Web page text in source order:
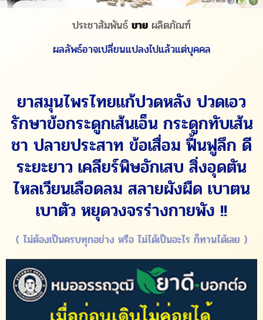
ประชาสัมพันธ์ ขาย ผลิตภัณฑ์
ผลลัพธ์อาจเปลี่ยนแปลงไปแล้วแต่บุคคล
ยาสมุนไพรไทยแก้ปวดหลัง ปวดเอว
รักษาข้อกระดูกเส้นเอ็น กระดูกทับเส้น
ชา ปลายประสาท ข้อเสื่อม ฟื้นฟูลึก ดี
ระยะยาว เคลียร์พิษอักเสบ สิ่งอุดตัน
ไหลเวียนเลือดลม สลายผังผืด เบาตน
เบาตัว หยุดวงจรร่างกายพัง !!
( ไม่ต้องเป็นครบทุกอย่าง หรือ ไม่ได้เป็นอะไร ก็ทานได้เลย )